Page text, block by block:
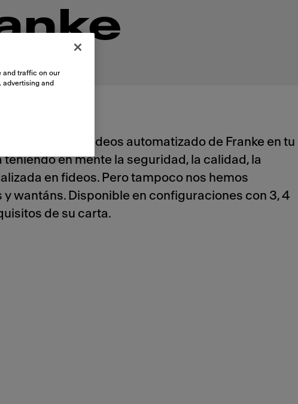
cocedor de fideos automatizado de Franke en tu
en mente la seguridad, la calidad, la
en fideos. Pero tampoco nos hemos
wantáns. Disponible en configuraciones con 3, 4
de su carta.
and traffic on our
advertising and